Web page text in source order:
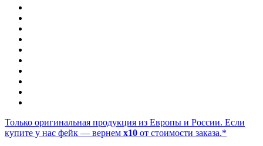
Только оригинальная продукция из Европы и России. Если
купите у нас фейк — вернем x10 от стоимости заказа.*